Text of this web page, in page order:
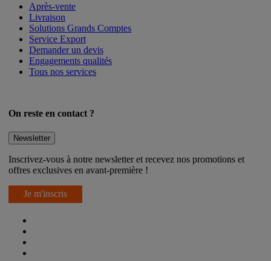
Après-vente
Livraison
Solutions Grands Comptes
Service Export
Demander un devis
Engagements qualités
Tous nos services
On reste en contact ?
Newsletter
Inscrivez-vous à notre newsletter et recevez nos promotions et
offres exclusives en avant-première !
Je m'inscris